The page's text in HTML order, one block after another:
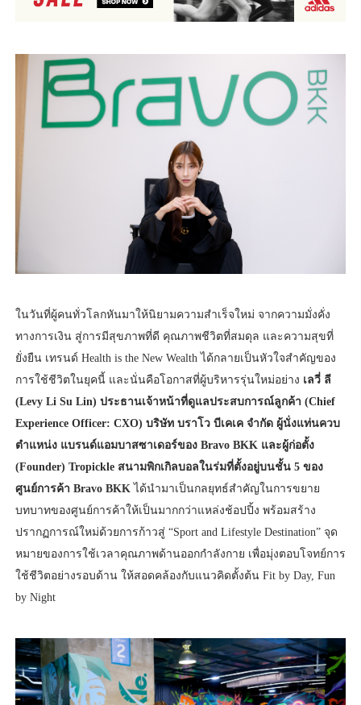
ในวันที่ผู้คนทั่วโลกหันมาให้นิยามความสำเร็จใหม่ จากความมั่งคั่ง
ทางการเงิน สู่การมีสุขภาพที่ดี คุณภาพชีวิตที่สมดุล และความสุขที่
ยั่งยืน เทรนด์ Health is the New Wealth ได้กลายเป็นหัวใจสำคัญของ
การใช้ชีวิตในยุคนี้ และนั่นคือโอกาสที่ผู้บริหารรุ่นใหม่อย่าง เลวี่ ลี
(Levy Li Su Lin) ประธานเจ้าหน้าที่ดูแลประสบการณ์ลูกค้า (Chief
Experience Officer: CXO) บริษัท บราโว บีเคเค จำกัด ผู้นั่งแท่นควบ
ตำแหน่ง แบรนด์แอมบาสซาเดอร์ของ Bravo BKK และผู้ก่อตั้ง
(Founder) Tropickle สนามพิกเกิลบอลในร่มที่ตั้งอยู่บนชั้น 5 ของ
ศูนย์การค้า Bravo BKKได้นำมาเป็นกลยุทธ์สำคัญในการขยาย
บทบาทของศูนย์การค้าให้เป็นมากกว่าแหล่งช้อปปิ้ง พร้อมสร้าง
ปรากฏการณ์ใหม่ด้วยการก้าวสู่ “Sport and Lifestyle Destination” จุด
หมายของการใช้เวลาคุณภาพด้านออกกำลังกาย เพื่อมุ่งตอบโจทย์การ
ใช้ชีวิตอย่างรอบด้าน ให้สอดคล้องกับแนวคิดตั้งต้น Fit by Day, Fun
by Night